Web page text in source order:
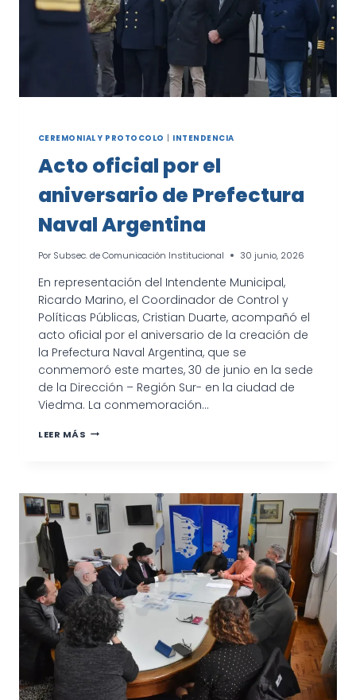
CEREMONIAL Y PROTOCOLO | INTENDENCIA
Acto oficial por el
aniversario de Prefectura
Naval Argentina
Por Subsec. de Comunicación Institucional 30 junio, 2026
En representación del Intendente Municipal,
Ricardo Marino, el Coordinador de Control y
Políticas Públicas, Cristian Duarte, acompañó el
acto oficial por el aniversario de la creación de
la Prefectura Naval Argentina, que se
conmemoró este martes, 30 de junio en la sede
de la Dirección – Región Sur- en la ciudad de
Viedma. La conmemoración…
LEER MÁS ACTO
DE
PREFECTURA
NAVAL
ARGENTINA